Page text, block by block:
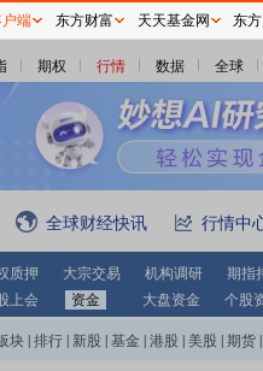
期权 行情 数据 全球
全球财经快讯 行情中
质押 大宗交易 机构调研
期指
上会 资金 大盘资金 个股
块 排行 新股 基金 港股 美股 期货
端 东方财富 天天基金网 东